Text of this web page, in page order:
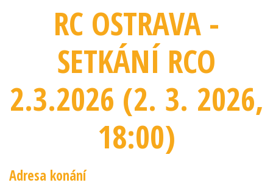
RC OSTRAVA -
SETKÁNÍ RCO
2.3.2026 (2. 3. 2026,
18:00)
Adresa konání